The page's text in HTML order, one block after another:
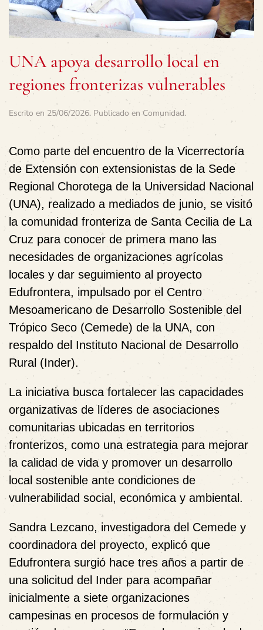
UNA apoya desarrollo local en
regiones fronterizas vulnerables
Escrito en 25/06/2026. Publicado en Comunidad.
Como parte del encuentro de la Vicerrectoría
de Extensión con extensionistas de la Sede
Regional Chorotega de la Universidad Nacional
(UNA), realizado a mediados de junio, se visitó
la comunidad fronteriza de Santa Cecilia de La
Cruz para conocer de primera mano las
necesidades de organizaciones agrícolas
locales y dar seguimiento al proyecto
Edufrontera, impulsado por el Centro
Mesoamericano de Desarrollo Sostenible del
Trópico Seco (Cemede) de la UNA, con
respaldo del Instituto Nacional de Desarrollo
Rural (Inder).
La iniciativa busca fortalecer las capacidades
organizativas de líderes de asociaciones
comunitarias ubicadas en territorios
fronterizos, como una estrategia para mejorar
la calidad de vida y promover un desarrollo
local sostenible ante condiciones de
vulnerabilidad social, económica y ambiental.
Sandra Lezcano, investigadora del Cemede y
coordinadora del proyecto, explicó que
Edufrontera surgió hace tres años a partir de
una solicitud del Inder para acompañar
inicialmente a siete organizaciones
campesinas en procesos de formulación y